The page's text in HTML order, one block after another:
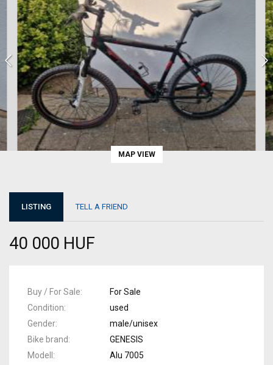
MAP VIEW
LISTING TELL A FRIEND
40 000 HUF
Buy / For Sale
For Sale
Condition
used
Gender
male/unisex
Bike brand
GENESIS
Modell
Alu 7005